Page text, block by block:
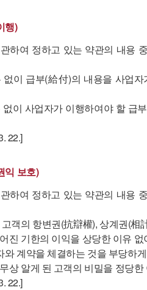
행)
하여 정하고 있는 약관의 내용
없이 급부(給付)의 내용을 사업
이 사업자가 이행하여야 할 급
22.]
익 보호)
하여 정하고 있는 약관의 내용
객의 항변권(抗辯權), 상계권(
진 기한의 이익을 상당한 이유
와 계약을 체결하는 것을 부당하
상 알게 된 고객의 비밀을 정당
22.]